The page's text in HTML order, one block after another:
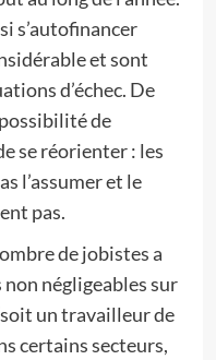
s’autofinancer
et sont
d’échec. De
de
se réorienter : les
l’assumer et le
pas.
de jobistes a
négligeables sur
un travailleur de
certains secteurs,